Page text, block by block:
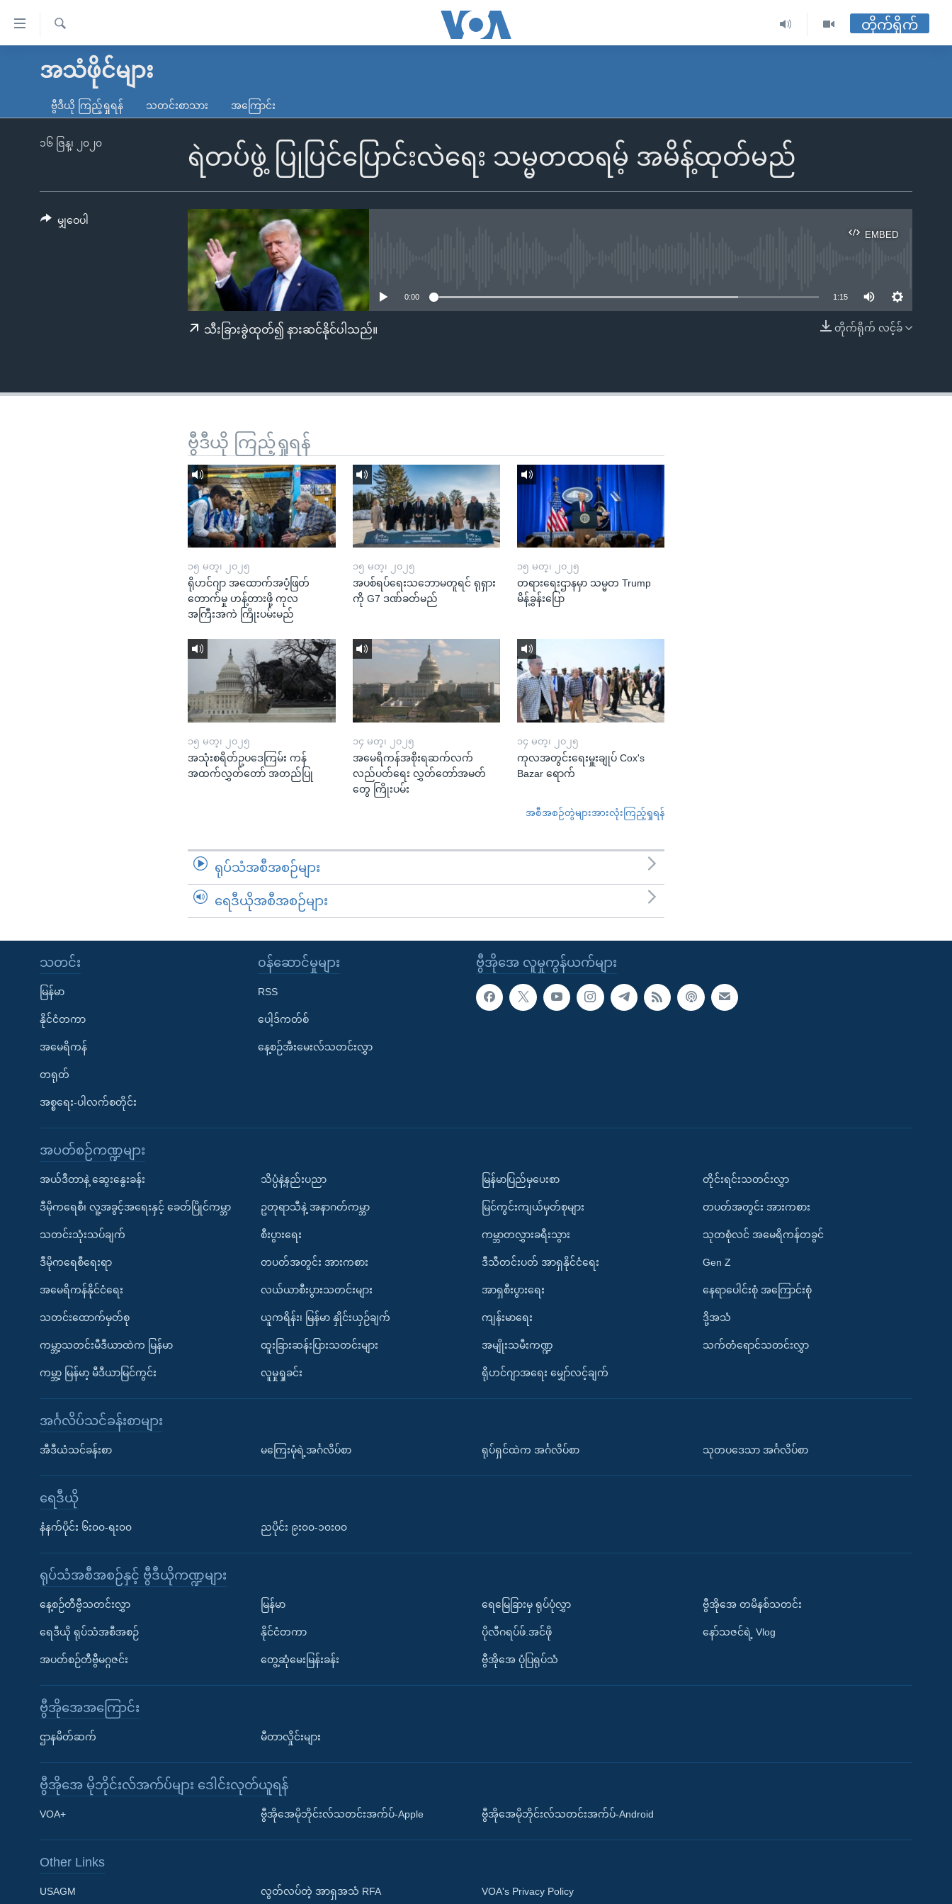
လွယ်ကူ
သည့်
ကျော်
မူလစာမျက်နှာ
ကမ္ဘာ့သတင်းများ
နိုင်ငံတကာ
တရုတ်
အစ္စရေး-ပါလက်စတိုင်း
ရပ်ဝန်းတခု လမ်းတခု အလွန်
အင်္ဂလိပ်စာလေ့လာမယ်
Learning English
ရ
တိုက်ရိုက်
အသံဖိုင်များ
ဗွီဒီယို ကြည့်ရှုရန် သတင်းစာသား အကြောင်း
ရဲတပ်ဖွဲ့ ပြုပြင်ပြောင်းလဲရေး သမ္မတထရမ့် အမိန့်ထုတ်မည်
၁၆ ဇြန္၊ ၂၀၂၀
EMBED
EMBED
0:00 1:15
တိုက်ရိုက် လင့်ခ်
သီးခြားခွဲထုတ်၍ နားဆင်နိုင်ပါသည်။
မျှဝေပါ
ဗွီဒီယို ကြည့်ရှုရန်
၁၅ မတ္၊ ၂၀၂၅
ရိုဟင်ဂျာ အထောက်အပံ့ဖြတ်
တောက်မှု ဟန့်တားဖို့ ကုလ
အကြီးအကဲ ကြိုးပမ်းမည်
၁၅ မတ္၊ ၂၀၂၅
အပစ်ရပ်ရေးသဘောမတူရင် ရုရှား
ကို G7 ဒဏ်ခတ်မည်
၁၅ မတ္၊ ၂၀၂၅
တရားရေးဌာနမှာ သမ္မတ Trump
မိန့်ခွန်းပြော
၁၅ မတ္၊ ၂၀၂၅
အသုံးစရိတ်ဥပဒေကြမ်း ကန်
အထက်လွှတ်တော် အတည်ပြု
၁၄ မတ္၊ ၂၀၂၅
အမေရိကန်အစိုးရဆက်လက်
လည်ပတ်ရေး လွှတ်တော်အမတ်
တွေ ကြိုးပမ်း
၁၄ မတ္၊ ၂၀၂၅
ကုလအတွင်းရေးမှူးချုပ် Cox's
Bazar ရောက်
အစီအစဉ်တွဲများအားလုံးကြည့်ရှုရန်
ရုပ်သံအစီအစဉ်များ
ရေဒီယိုအစီအစဉ်များ
ဗွီအိုအေ လူမှုကွန်ယက်များ
သတင်း
မြန်မာ
နိုင်ငံတကာ
အမေရိကန်
တရုတ်
အစ္စရေး-ပါလက်စတိုင်း
၀န်ဆောင်မှုများ
RSS
ပေါ့ဒ်ကတ်စ်
နေ့စဉ်အီးမေးလ်သတင်းလွှာ
အပတ်စဉ်ကဏ္ဍများ
အယ်ဒီတာနဲ့ ဆွေးနွေးခန်း
ဒီမိုကရေစီ၊ လူ့အခွင့်အရေးနှင့် ခေတ်ပြိုင်ကမ္ဘာ
သတင်းသုံးသပ်ချက်
ဒီမိုကရေစီရေးရာ
အမေရိကန်နိုင်ငံရေး
သတင်းထောက်မှတ်စု
ကမ္ဘာ့သတင်းမီဒီယာထဲက မြန်မာ
ကမ္ဘာ့ မြန်မာ့ မီဒီယာမြင်ကွင်း
သိပ္ပံနဲ့နည်းပညာ
ဥတုရာသီနဲ့ အနာဂတ်ကမ္ဘာ
စီးပွားရေး
တပတ်အတွင်း အားကစား
လယ်ယာစီးပွားသတင်းများ
ယူကရိန်း၊ မြန်မာ နှိုင်းယှဉ်ချက်
ထူးခြားဆန်းပြားသတင်းများ
လူမှုရှုခင်း
မြန်မာပြည်မှပေးစာ
မြင်ကွင်းကျယ်မှတ်စုများ
ကမ္ဘာတလွှားခရီးသွား
ဒီသီတင်းပတ် အာရှနိုင်ငံရေး
အာရှစီးပွားရေး
ကျန်းမာရေး
အမျိုးသမီးကဏ္ဍ
ရိုဟင်ဂျာအရေး မျှော်လင့်ချက်
တိုင်းရင်းသတင်းလွှာ
တပတ်အတွင်း အားကစား
သုတစုံလင် အမေရိကန်တခွင်
Gen Z
နေရာပေါင်းစုံ အကြောင်းစုံ
ဒို့အသံ
သက်တံရောင်သတင်းလွှာ
အင်္ဂလိပ်သင်ခန်းစာများ
အီဒီယံသင်ခန်းစာ မကြေးမုံရဲ့အင်္ဂလိပ်စာ ရုပ်ရှင်ထဲက အင်္ဂလိပ်စာ သုတပဒေသာ အင်္ဂလိပ်စာ
ရေဒီယို
နံနက်ပိုင်း ၆း၀၀-ရး၀၀ ညပိုင်း ၉း၀၀-၁၀း၀၀
ရုပ်သံအစီအစဉ်နှင့် ဗွီဒီယိုကဏ္ဍများ
နေ့စဉ်တီဗွီသတင်းလွှာ
ရေဒီယို ရုပ်သံအစီအစဉ်
အပတ်စဉ်တီဗွီမဂ္ဂဇင်း
မြန်မာ
နိုင်ငံတကာ
တွေ့ဆုံမေးမြန်းခန်း
ရေမြေခြားမှ ရုပ်ပုံလွှာ
ပိုလီဂရပ်ဖ်.အင်ဖို
ဗွီအိုအေ ပုံပြရုပ်သံ
ဗွီအိုအေ တမိနစ်သတင်း
နော်သဇင်ရဲ့ Vlog
ဗွီအိုအေအကြောင်း
ဌာနမိတ်ဆက် မီတာလှိုင်းများ
ဗွီအိုအေ မိုဘိုင်းလ်အက်ပ်များ ဒေါင်းလုတ်ယူရန်
VOA+ ဗွီအိုအေမိုဘိုင်းလ်သတင်းအက်ပ်-Apple ဗွီအိုအေမိုဘိုင်းလ်သတင်းအက်ပ်-Android
Other Links
USAGM လွတ်လပ်တဲ့ အာရှအသံ RFA VOA's Privacy Policy